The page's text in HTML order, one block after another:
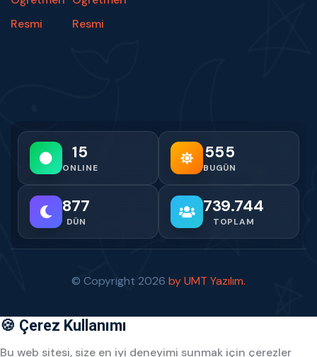
15
ONLINE
555
BUGÜN
877
DÜN
739.744
TOPLAM
© Copyright 2026 by UMT Yazılım.
🍪 Çerez Kullanımı
Bu web sitesi, size en iyi deneyimi sunmak için çerezler